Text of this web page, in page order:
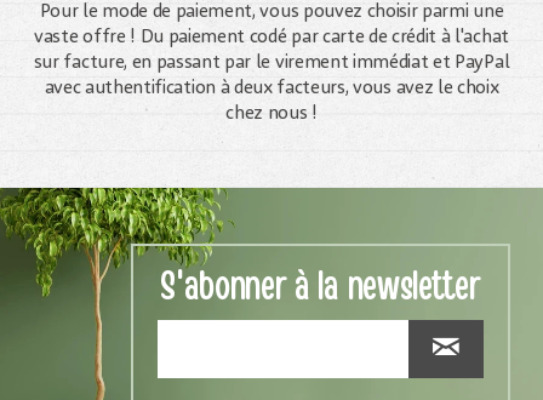
Pour le mode de paiement, vous pouvez choisir parmi une
vaste offre ! Du paiement codé par carte de crédit à l'achat
sur facture, en passant par le virement immédiat et PayPal
avec authentification à deux facteurs, vous avez le choix
chez nous !
S'abonner à la newsletter